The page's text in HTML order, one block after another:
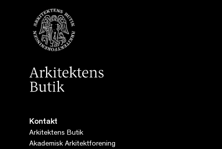
Kontakt
Arkitektens Butik
Akademisk Arkitektforening